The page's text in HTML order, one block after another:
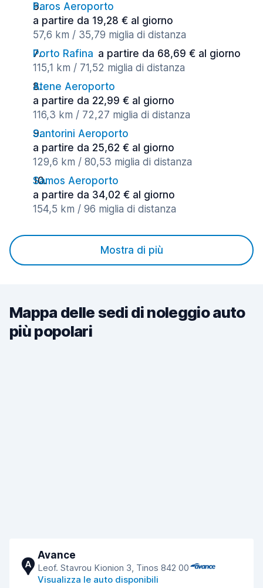
Paros Aeroporto
a partire da 19,28 € al giorno
57,6 km / 35,79 miglia di distanza
Porto Rafina a partire da 68,69 € al giorno
115,1 km / 71,52 miglia di distanza
Atene Aeroporto
a partire da 22,99 € al giorno
116,3 km / 72,27 miglia di distanza
Santorini Aeroporto
a partire da 25,62 € al giorno
129,6 km / 80,53 miglia di distanza
Samos Aeroporto
a partire da 34,02 € al giorno
154,5 km / 96 miglia di distanza
Mostra di più
Mappa delle sedi di noleggio auto
più popolari
A
Avance
Leof. Stavrou Kionion 3, Tinos 842 00
Visualizza le auto disponibili